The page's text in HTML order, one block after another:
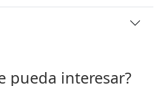
pueda interesar?